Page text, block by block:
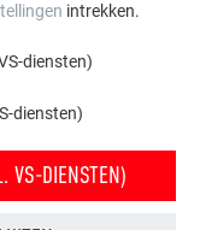
intrekken.
diensten)
diensten)
VS-DIENSTEN)